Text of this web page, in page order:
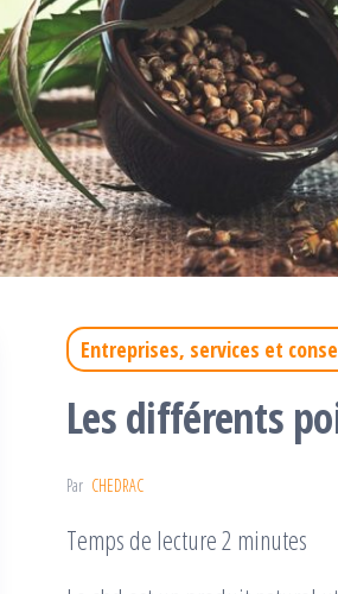
Entreprises, services et
Les différents
Par CHEDRAC
Temps de lecture 2 minutes